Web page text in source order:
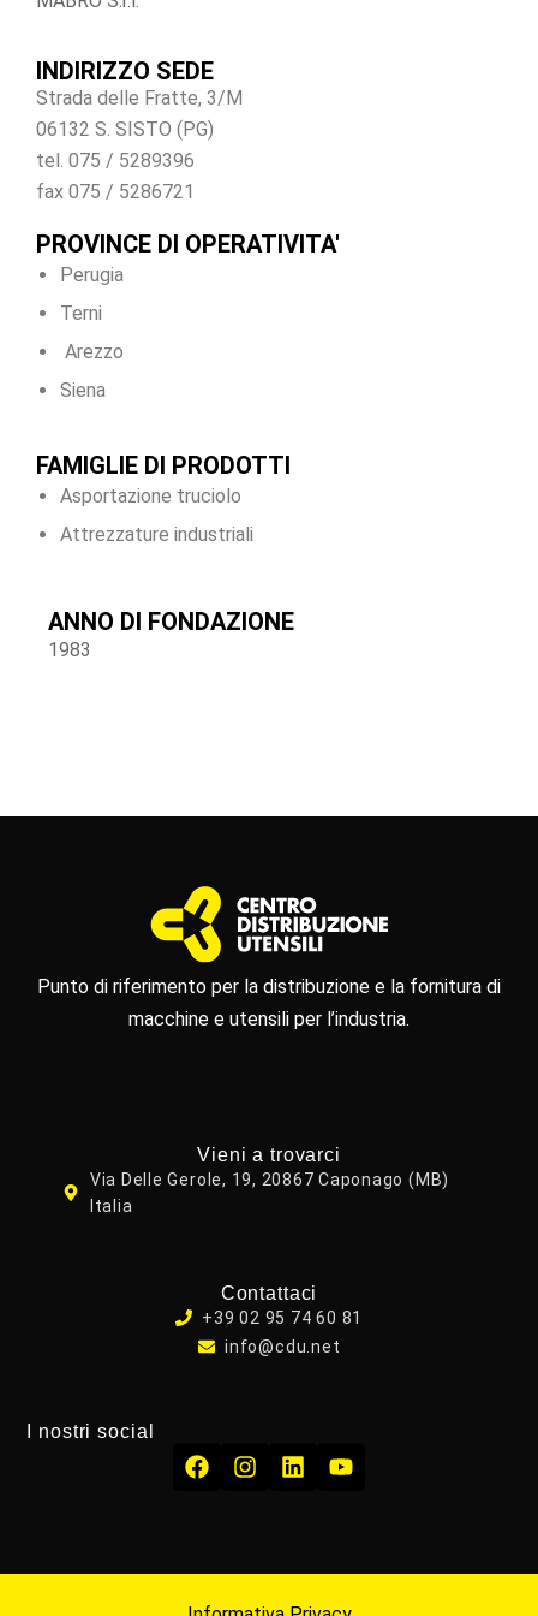
INDIRIZZO SEDE
Strada delle Fratte, 3/M
06132 S. SISTO (PG)
tel. 075 / 5289396
fax 075 / 5286721
PROVINCE DI OPERATIVITA'
Perugia
Terni
Arezzo
Siena
FAMIGLIE DI PRODOTTI
Asportazione truciolo
Attrezzature industriali
ANNO DI FONDAZIONE
1983
Punto di riferimento per la distribuzione e la fornitura di
macchine e utensili per l’industria.
Vieni a trovarci
Via Delle Gerole, 19, 20867 Caponago (MB)
Italia
Contattaci
+39 02 95 74 60 81
info@cdu.net
I nostri social